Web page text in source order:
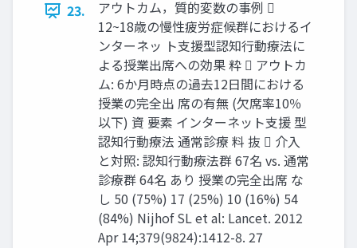
23.
アウトカム，質的変数の事例 
12~18歳の慢性疲労症候群におけるイ
ンターネッ ト⽀援型認知⾏動療法に
よる授業出席への効果 粋  アウトカ
ム: 6か月時点の過去12日間における
授業の完全出 席の有無 (欠席率10％
以下) 資 要素 インターネット支援 型
認知⾏動療法 通常診療 料 抜  介⼊
と対照: 認知⾏動療法群 67名 vs. 通常
診療群 64名 あり 授業の完全出席 な
し 50 (75%) 17 (25%) 10 (16%) 54
(84%) Nijhof SL et al: Lancet. 2012
Apr 14;379(9824):1412-8. 27